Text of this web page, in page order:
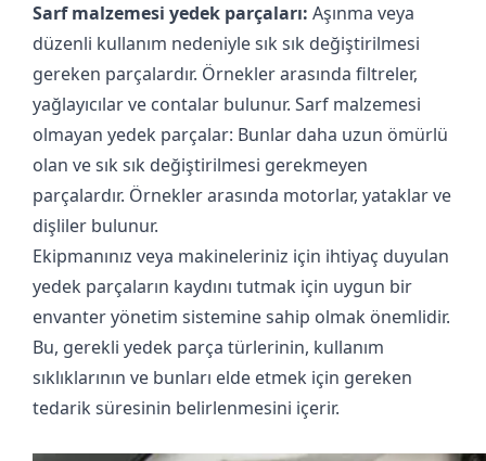
Sarf malzemesi yedek parçaları: Aşınma veya
düzenli kullanım nedeniyle sık sık değiştirilmesi
gereken parçalardır. Örnekler arasında filtreler,
yağlayıcılar ve contalar bulunur. Sarf malzemesi
olmayan yedek parçalar: Bunlar daha uzun ömürlü
olan ve sık sık değiştirilmesi gerekmeyen
parçalardır. Örnekler arasında motorlar, yataklar ve
dişliler bulunur.
Ekipmanınız veya makineleriniz için ihtiyaç duyulan
yedek parçaların kaydını tutmak için uygun bir
envanter yönetim sistemine sahip olmak önemlidir.
Bu, gerekli yedek parça türlerinin, kullanım
sıklıklarının ve bunları elde etmek için gereken
tedarik süresinin belirlenmesini içerir.